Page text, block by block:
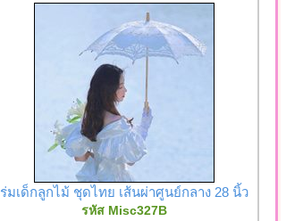
ร่มเด็กลูกไม้ ชุดไทย เส้นผ่าศูนย์กลาง 28 นิ้ว
รหัส Misc327B